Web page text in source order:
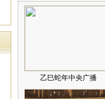
乙巳蛇年中央广播